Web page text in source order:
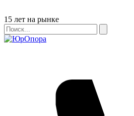
Бейдж
15 лет на рынке
Поиск
Поиск